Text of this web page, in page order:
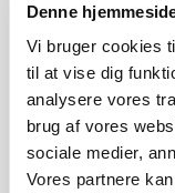
Denne
Vi bruger cookies
til at vise dig
analysere vores
brug af vores
sociale medier,
Vores partnere
Ejer eller
landbrugets